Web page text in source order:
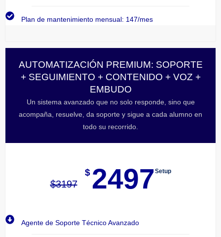
Plan de mantenimiento mensual: 147/mes
AUTOMATIZACIÓN PREMIUM: SOPORTE
+ SEGUIMIENTO + CONTENIDO + VOZ +
EMBUDO
Un sistema avanzado que no solo responde, sino que
acompaña, resuelve, da soporte y sigue a cada alumno en
todo su recorrido.
$3197
$ 2497Setup
Agente de Soporte Técnico Avanzado